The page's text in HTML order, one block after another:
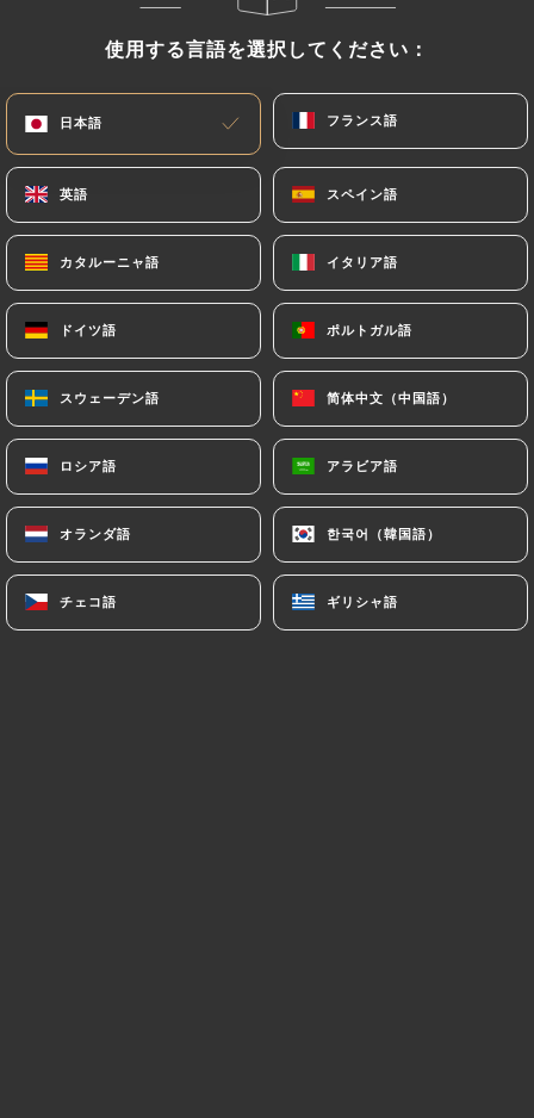
使用する言語を選択してください：
日本語 フランス語
英語 スペイン語
カタルーニャ語 イタリア語
ドイツ語 ポルトガル語
スウェーデン語 简体中文（中国語）
ロシア語 アラビア語
オランダ語 한국어（韓国語）
チェコ語 ギリシャ語
使用する言語を選択してください：
日本語 フランス語
英語 スペイン語
カタルーニャ語 イタリア語
ドイツ語 ポルトガル語
スウェーデン語 简体中文（中国語）
ロシア語 アラビア語
オランダ語 한국어（韓国語）
チェコ語 ギリシャ語